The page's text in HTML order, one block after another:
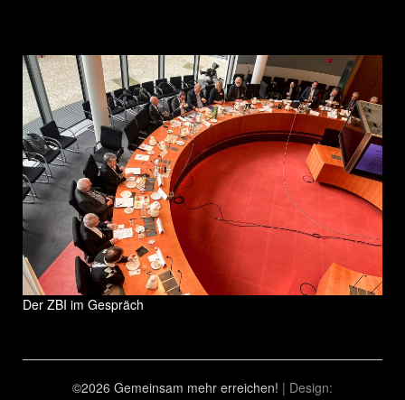
Der ZBI im Gespräch
©2026 Gemeinsam mehr erreichen! | Design: